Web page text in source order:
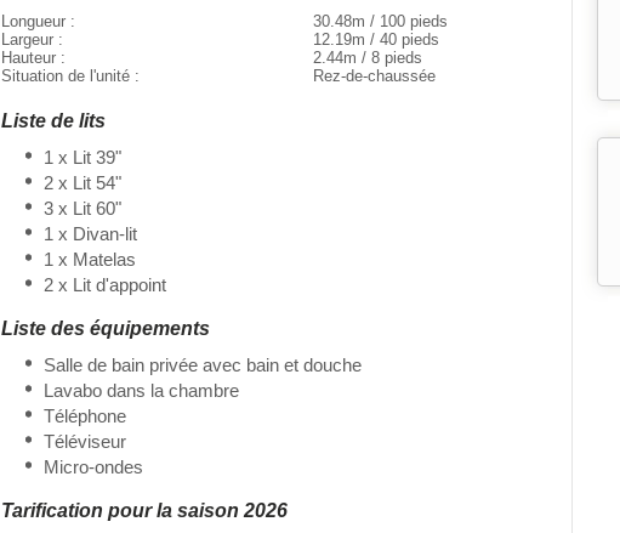
Longueur :
30.48m / 100 pieds
Largeur :
12.19m / 40 pieds
Hauteur :
2.44m / 8 pieds
Situation de l'unité :
Rez-de-chaussée
Liste de lits
1 x Lit 39"
2 x Lit 54"
3 x Lit 60"
1 x Divan-lit
1 x Matelas
2 x Lit d'appoint
Liste des équipements
Salle de bain privée avec bain et douche
Lavabo dans la chambre
Téléphone
Téléviseur
Micro-ondes
Tarification pour la saison 2026